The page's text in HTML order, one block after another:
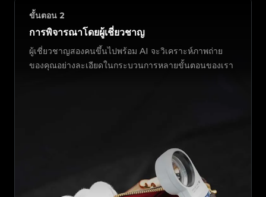
ขั้นตอน 2
การพิจารณาโดยผู้เชี่ยวชาญ
ผู้เชี่ยวชาญสองคนขึ้นไปพร้อม AI จะวิเคราะห์ภาพถ่าย
ของคุณอย่างละเอียดในกระบวนการหลายขั้นตอนของเรา